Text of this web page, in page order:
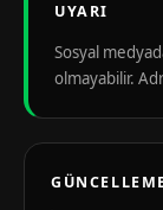
UYARI
Sosyal
olmayabilir.